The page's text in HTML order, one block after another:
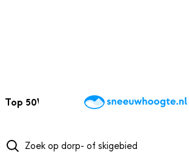
Top 50Webcams WintersportweerKaarten